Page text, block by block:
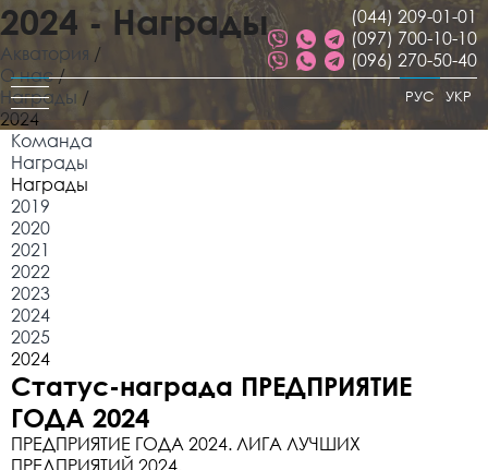
(044) 209-01-01
(097) 700-10-10
(096) 270-50-40
УКР
РУС
2024 - Награды
Акватория /
О нас /
Награды /
2024
Команда
Награды
Награды
2019
2020
2021
2022
2023
2024
2025
2024
Статус-награда ПРЕДПРИЯТИЕ
ГОДА 2024
ПРЕДПРИЯТИЕ ГОДА 2024. ЛИГА ЛУЧШИХ
ПРЕДПРИЯТИЙ 2024.